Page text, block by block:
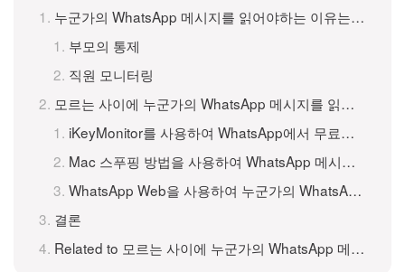
누군가의 WhatsApp 메시지를 읽어야하는 이유는 무엇입니까?
부모의 통제
직원 모니터링
모르는 사이에 누군가의 WhatsApp 메시지를 읽는 방법?
iKeyMonitor를 사용하여 WhatsApp에서 무료로 스파이
Mac 스푸핑 방법을 사용하여 WhatsApp 메시지 읽기
WhatsApp Web을 사용하여 누군가의 WhatsApp 메시지 읽기
결론
Related to 모르는 사이에 누군가의 WhatsApp 메시지를 읽는 방법